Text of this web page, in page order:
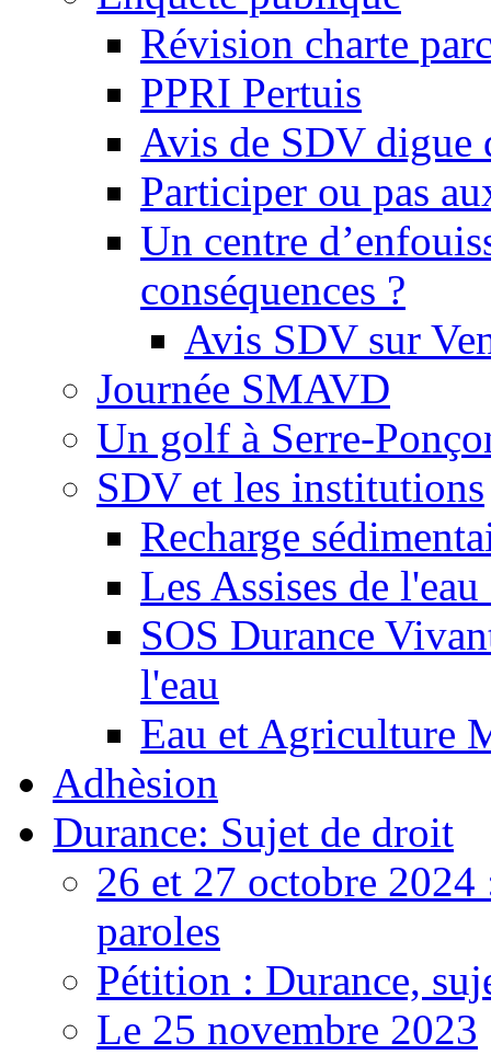
Révision charte
PPRI Pertuis
Avis de SDV digue
Participer ou pas
Un centre
conséquences ?
Avis SDV sur
Journée SMAVD
Un golf à Serre-
SDV et les institutions
Recharge
Les Assises de
SOS Durance
l'eau
Eau et Agriculture
Adhèsion
Durance: Sujet de droit
26 et 27 octobre 2024
paroles
Pétition : Durance,
Le 25 novembre 2023